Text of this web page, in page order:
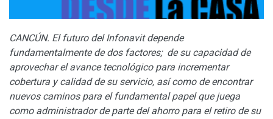
CANCÚN. El futuro del Infonavit depende
fundamentalmente de dos factores; de su capacidad de
aprovechar el avance tecnológico para incrementar
cobertura y calidad de su servicio, así como de encontrar
nuevos caminos para el fundamental papel que juega
como administrador de parte del ahorro para el retiro de su